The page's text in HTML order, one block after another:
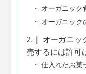
オーガニック
オーガニック
2.
オーガニッ
売するには許可
仕入れたお菓